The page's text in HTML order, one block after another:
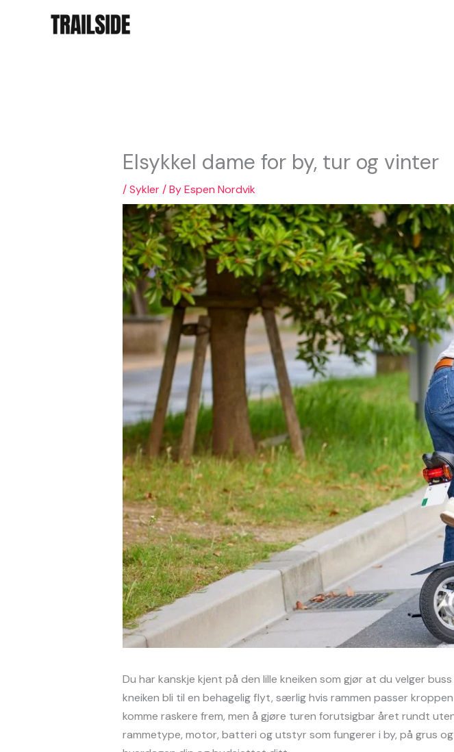
Elsykkel dame for by, tur og vinter
/Sykler/ ByEspen Nordvik
Du har kanskje kjent på den lille kneiken som gjør at du velger
kneiken bli til en behagelig flyt, særlig hvis rammen passer
komme raskere frem, men å gjøre turen forutsigbar året rundt
rammetype, motor, batteri og utstyr som fungerer i by, på grus